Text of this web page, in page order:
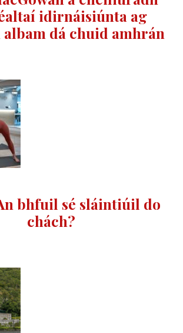
idirnáisiúnta ag
albam dá chuid amhrán
bhfuil sé sláintiúil do
chách?